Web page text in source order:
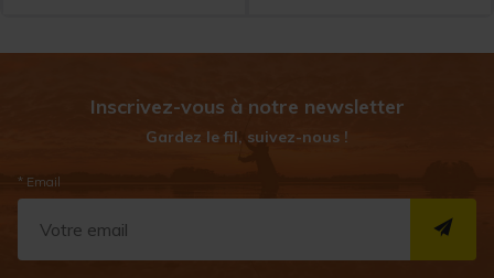
Inscrivez-vous à notre newsletter
Gardez le fil, suivez-nous !
* Email